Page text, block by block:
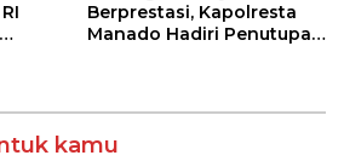
Berprestasi, Kapolresta
Manado Hadiri Penutupan
kamu